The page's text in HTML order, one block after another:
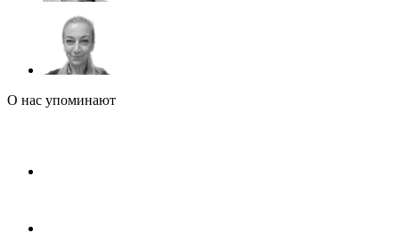
О нас упоминают